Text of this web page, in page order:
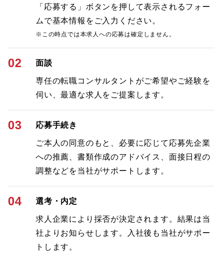
「応募する」ボタンを押して表示されるフォー
ムで基本情報をご入力ください。
※この時点では本求人への応募は確定しません。
02 面談
専任の転職コンサルタントがご希望やご経験を
伺い、最適な求人をご提案します。
03 応募手続き
ご本人の同意のもと、必要に応じて応募先企業
への推薦、書類作成のアドバイス、面接日程の
調整などを当社がサポートします。
04 選考・内定
求人企業により採否が決定されます。結果は当
社よりお知らせします。入社後も当社がサポー
トします。